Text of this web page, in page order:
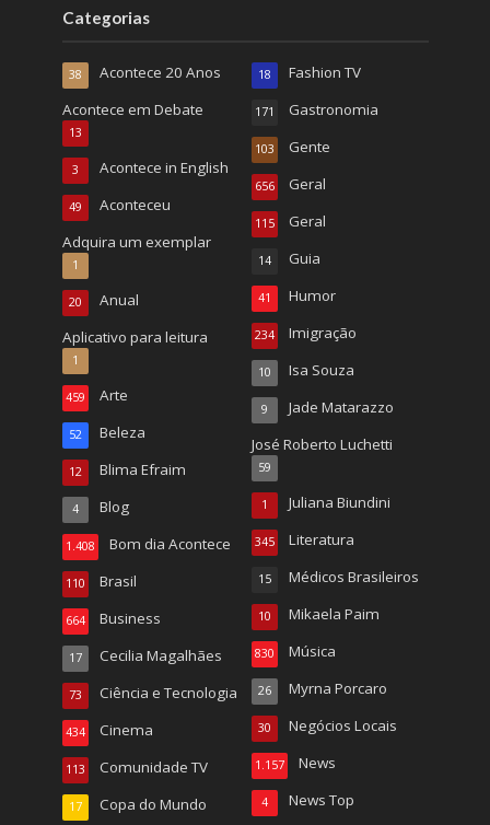
Categorias
Acontece 20 Anos
38
Acontece em Debate
13
Acontece in English
3
Aconteceu
49
Adquira um exemplar
1
Anual
20
Aplicativo para leitura
1
Arte
459
Beleza
52
Blima Efraim
12
Blog
4
Bom dia Acontece
1.408
Brasil
110
Business
664
Cecilia Magalhães
17
Ciência e Tecnologia
73
Cinema
434
Comunidade TV
113
Copa do Mundo
17
Fashion TV
18
Gastronomia
171
Gente
103
Geral
656
Geral
115
Guia
14
Humor
41
Imigração
234
Isa Souza
10
Jade Matarazzo
9
José Roberto Luchetti
59
Juliana Biundini
1
Literatura
345
Médicos Brasileiros
15
Mikaela Paim
10
Música
830
Myrna Porcaro
26
Negócios Locais
30
News
1.157
News Top
4